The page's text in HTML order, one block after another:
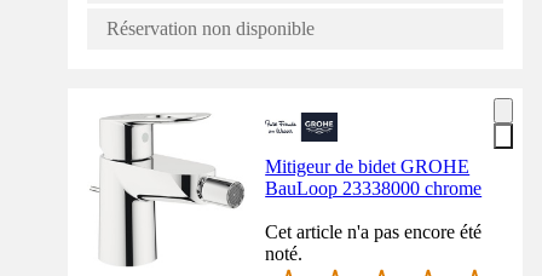
Réservation non disponible
Mitigeur de bidet GROHE
BauLoop 23338000 chrome
Cet article n'a pas encore été
noté.